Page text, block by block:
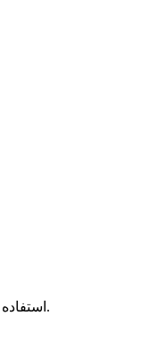
استفاده از مطالب سایت با ذکر منبع بلامانع می‌باشد.